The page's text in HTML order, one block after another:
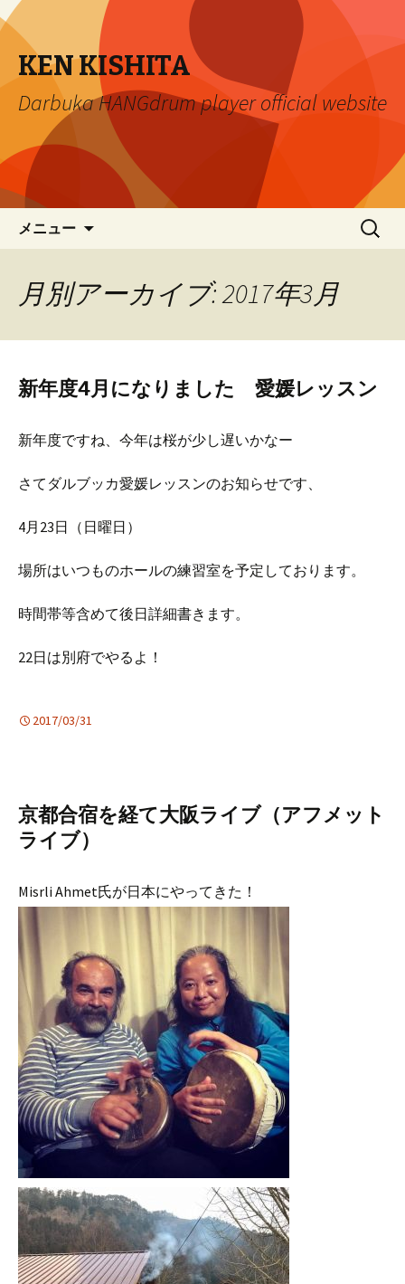
KEN KISHITA
Darbuka HANGdrum player official website
メニュー
ン
検
索:
月別アーカイブ: 2017年3月
新年度4月になりました 愛媛レッスン
新年度ですね、今年は桜が少し遅いかなー
さてダルブッカ愛媛レッスンのお知らせです、
4月23日（日曜日）
場所はいつものホールの練習室を予定しております。
時間帯等含めて後日詳細書きます。
22日は別府でやるよ！
2017/03/31
京都合宿を経て大阪ライブ（アフメット
ライブ）
Misrli Ahmet氏が日本にやってきた！